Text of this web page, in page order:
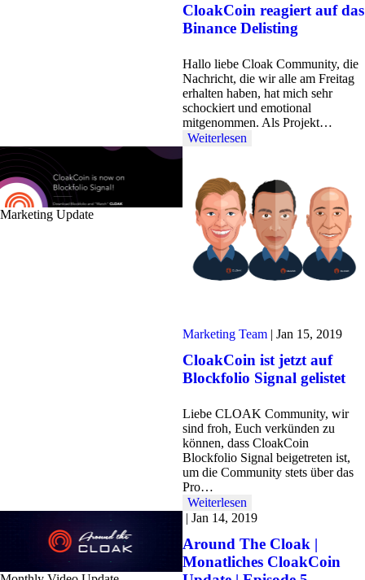
CloakCoin reagiert auf das
Binance Delisting
Hallo liebe Cloak Community, die
Nachricht, die wir alle am Freitag
erhalten haben, hat mich sehr
schockiert und emotional
mitgenommen. Als Projekt…
Weiterlesen
Marketing Update
Marketing Team | Jan 15, 2019
CloakCoin ist jetzt auf
Blockfolio Signal gelistet
Liebe CLOAK Community, wir
sind froh, Euch verkünden zu
können, dass CloakCoin
Blockfolio Signal beigetreten ist,
um die Community stets über das
Pro…
Weiterlesen
| Jan 14, 2019
Around The Cloak |
Monatliches CloakCoin